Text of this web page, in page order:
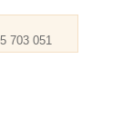
703 051